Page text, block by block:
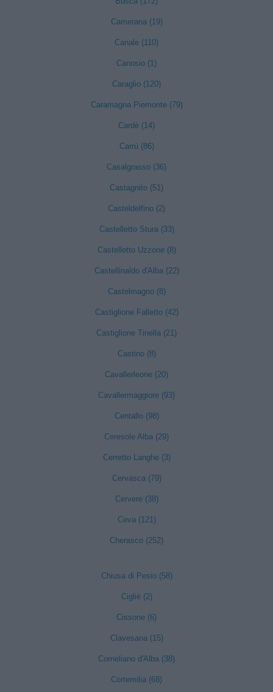
Camerana (19)
Canale (110)
Canosio (1)
Caraglio (120)
Caramagna Piemonte (79)
Cardè (14)
Carrù (86)
Casalgrasso (36)
Castagnito (51)
Casteldelfino (2)
Castelletto Stura (33)
Castelletto Uzzone (8)
Castellinaldo d'Alba (22)
Castelmagno (8)
Castiglione Falletto (42)
Castiglione Tinella (21)
Castino (8)
Cavallerleone (20)
Cavallermaggiore (93)
Centallo (98)
Ceresole Alba (29)
Cerretto Langhe (3)
Cervasca (79)
Cervere (38)
Ceva (121)
Cherasco (252)
Chiusa di Pesio (58)
Cigliè (2)
Cissone (6)
Clavesana (15)
Corneliano d'Alba (38)
Cortemilia (68)